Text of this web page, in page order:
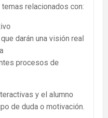
relacionados con:
darán una visión real
procesos de
y el alumno
de duda o motivación.